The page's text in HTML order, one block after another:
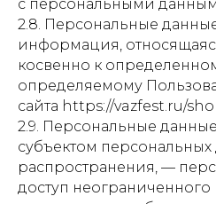
с персональными
2.8. Персональные
информация,
косвенно к
определяемому
сайта https://vazfest.ru/
2.9. Персональные
субъектом персональных
распространения, —
доступ неограниченного